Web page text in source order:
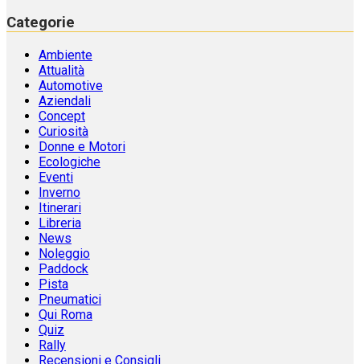
Categorie
Ambiente
Attualità
Automotive
Aziendali
Concept
Curiosità
Donne e Motori
Ecologiche
Eventi
Inverno
Itinerari
Libreria
News
Noleggio
Paddock
Pista
Pneumatici
Qui Roma
Quiz
Rally
Recensioni e Consigli